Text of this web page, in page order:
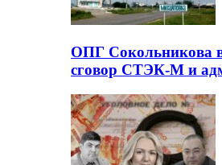
ОПГ Сокольникова
сговор СТЭК-М и